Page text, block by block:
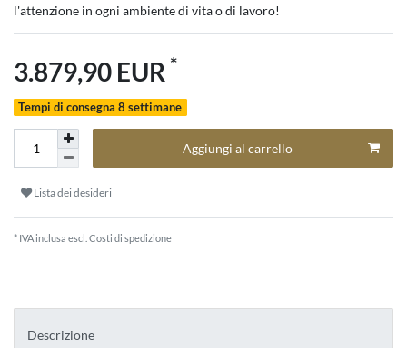
l'attenzione in ogni ambiente di vita o di lavoro!
3.879,90 EUR *
Tempi di consegna 8 settimane
Aggiungi al carrello
Lista dei desideri
* IVA inclusa escl. Costi di spedizione
Descrizione